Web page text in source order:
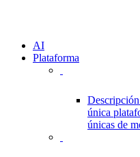
AI
Plataforma
única
únicas de